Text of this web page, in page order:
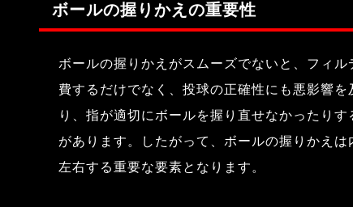
ボールの握りかえの重要性
ボールの握りかえがスムーズでないと、フィ
費するだけでなく、投球の正確性にも悪影響
り、指が適切にボールを握り直せなかったり
があります。したがって、ボールの握りかえ
左右する重要な要素となります。